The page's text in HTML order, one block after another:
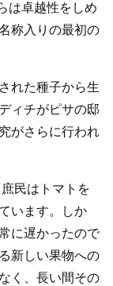
卓越性をしめ
称入りの最初の
れた種子から生
ィチがピサの邸
がさらに行われ
民はトマトを
います。しか
に遅かったので
新しい果物への
く、長い間その